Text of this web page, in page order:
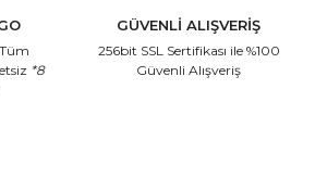
*8
GÜVENLİ ALIŞVERİŞ
256bit SSL Sertifikası ile %100
Güvenli Alışveriş